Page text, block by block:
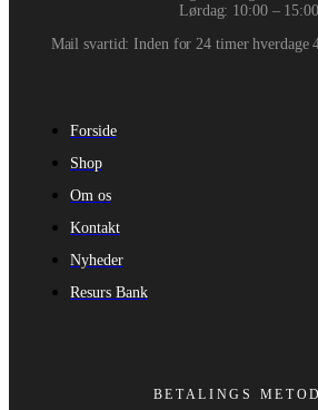
Lørdag: 10:00 – 15:00
Mail svartid: Inden for 24 timer hverdage
Forside
Shop
Om os
Kontakt
Nyheder
Resurs Bank
BETALINGS